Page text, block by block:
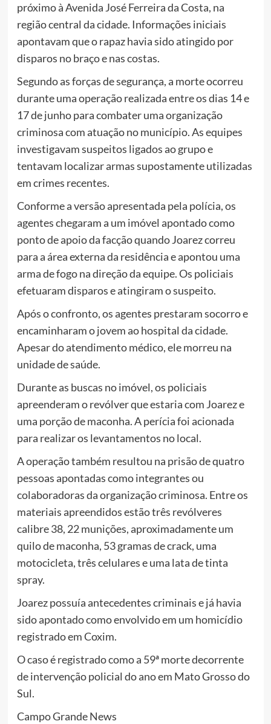
próximo à Avenida José Ferreira da Costa, na
região central da cidade. Informações iniciais
apontavam que o rapaz havia sido atingido por
disparos no braço e nas costas.
Segundo as forças de segurança, a morte ocorreu
durante uma operação realizada entre os dias 14 e
17 de junho para combater uma organização
criminosa com atuação no município. As equipes
investigavam suspeitos ligados ao grupo e
tentavam localizar armas supostamente utilizadas
em crimes recentes.
Conforme a versão apresentada pela polícia, os
agentes chegaram a um imóvel apontado como
ponto de apoio da facção quando Joarez correu
para a área externa da residência e apontou uma
arma de fogo na direção da equipe. Os policiais
efetuaram disparos e atingiram o suspeito.
Após o confronto, os agentes prestaram socorro e
encaminharam o jovem ao hospital da cidade.
Apesar do atendimento médico, ele morreu na
unidade de saúde.
Durante as buscas no imóvel, os policiais
apreenderam o revólver que estaria com Joarez e
uma porção de maconha. A perícia foi acionada
para realizar os levantamentos no local.
A operação também resultou na prisão de quatro
pessoas apontadas como integrantes ou
colaboradoras da organização criminosa. Entre os
materiais apreendidos estão três revólveres
calibre 38, 22 munições, aproximadamente um
quilo de maconha, 53 gramas de crack, uma
motocicleta, três celulares e uma lata de tinta
spray.
Joarez possuía antecedentes criminais e já havia
sido apontado como envolvido em um homicídio
registrado em Coxim.
O caso é registrado como a 59ª morte decorrente
de intervenção policial do ano em Mato Grosso do
Sul.
Campo Grande News